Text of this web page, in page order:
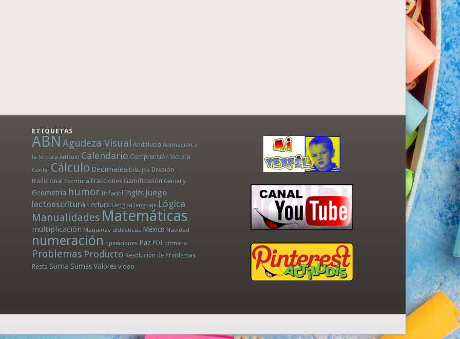
ETIQUETAS
ABN Agudeza Visual Andalucía Animación a
la lectura Artículo Calendario Comprensión lectora
Contar Cálculo Decimales Dibujos División
tradicional Escritura Fracciones Gamificación Genially
Geometría humor Infantil Inglés Juego
lectoescritura Lectura Lengua lenguaje Lógica
Manualidades Matemáticas
multiplicación Máquinas didácticas México Navidad
numeración operaciones Paz PDI primaria
Problemas Producto Resolución de Problemas
Resta Suma SumasValores vídeo